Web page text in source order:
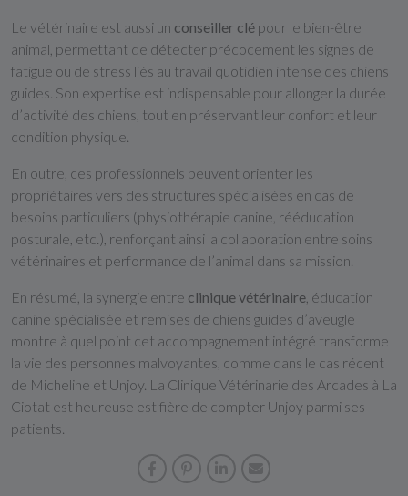
Le vétérinaire est aussi un conseiller clé pour le bien-être
animal, permettant de détecter précocement les signes de
fatigue ou de stress liés au travail quotidien intense des chiens
guides. Son expertise est indispensable pour allonger la durée
d’activité des chiens, tout en préservant leur confort et leur
condition physique.
En outre, ces professionnels peuvent orienter les
propriétaires vers des structures spécialisées en cas de
besoins particuliers (physiothérapie canine, rééducation
posturale, etc.), renforçant ainsi la collaboration entre soins
vétérinaires et performance de l’animal dans sa mission.
En résumé, la synergie entre clinique vétérinaire , éducation
canine spécialisée et remises de chiens guides d’aveugle
montre à quel point cet accompagnement intégré transforme
la vie des personnes malvoyantes, comme dans le cas récent
de Micheline et Unjoy. La Clinique Vétérinarie des Arcades à La
Ciotat est heureuse est fière de compter Unjoy parmi ses
patients.